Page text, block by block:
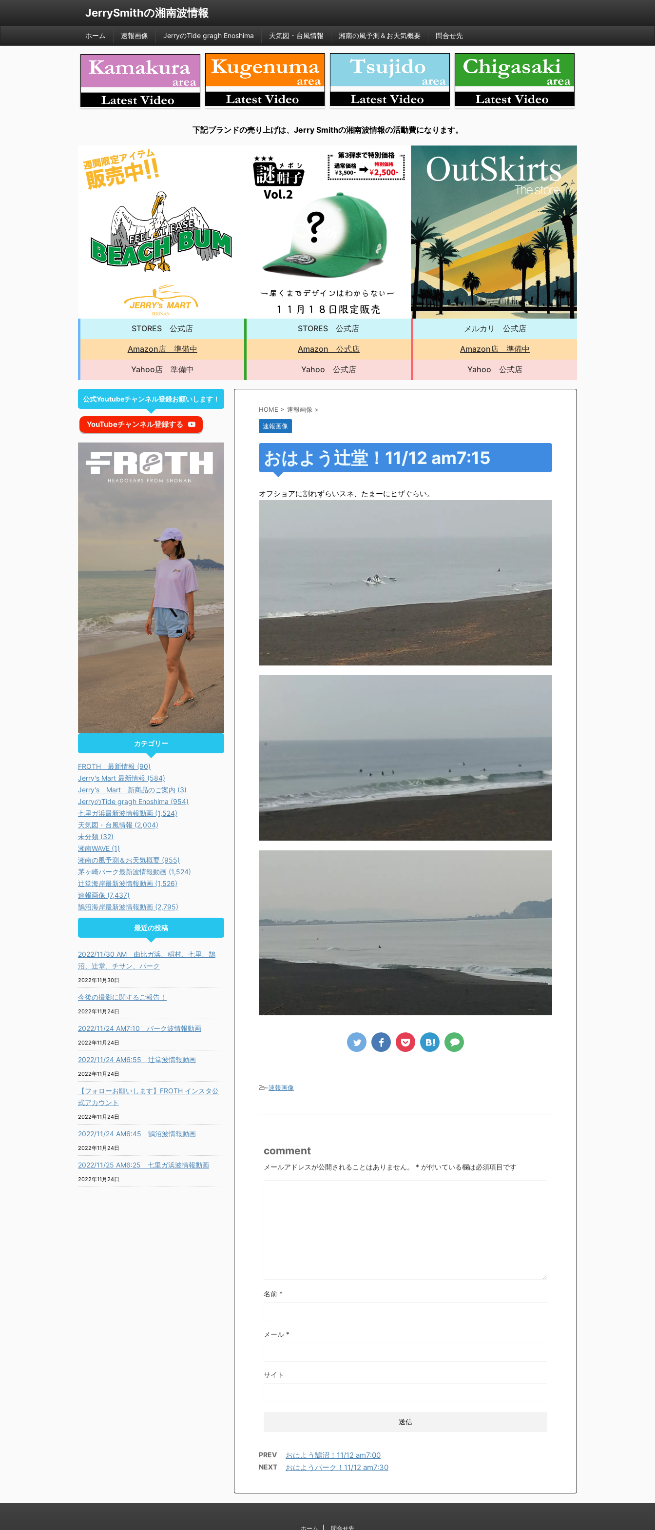
JerrySmithの湘南波情報
ホーム 速報画像 JerryのTide gragh Enoshima 天気図・台風情報 湘南の風予測＆お天気概要 問合せ先
下記ブランドの売り上げは、Jerry Smithの湘南波情報の活動費になります。
STORES 公式店
Amazon店 準備中
Yahoo店 準備中
STORES 公式店
Amazon 公式店
Yahoo 公式店
メルカリ 公式店
Amazon店 準備中
Yahoo 公式店
HOME > 速報画像 >
速報画像
おはよう辻堂！11/12 am7:15
オフショアに割れずらいスネ、たまーにヒザぐらい。
-速報画像
comment
メールアドレスが公開されることはありません。 * が付いている欄は必須項目です
名前 *
メール *
サイト
PREV おはよう鵠沼！11/12 am7:00
NEXT おはようパーク！11/12 am7:30
公式Youtubeチャンネル登録お願いします！
YouTubeチャンネル登録する
カテゴリー
FROTH 最新情報 (90)
Jerry's Mart 最新情報 (584)
Jerry's Mart 新商品のご案内 (3)
JerryのTide gragh Enoshima (954)
七里ガ浜最新波情報動画 (1,524)
天気図・台風情報 (2,004)
未分類 (32)
湘南WAVE (1)
湘南の風予測＆お天気概要 (955)
茅ヶ崎パーク最新波情報動画 (1,524)
辻堂海岸最新波情報動画 (1,526)
速報画像 (7,437)
鵠沼海岸最新波情報動画 (2,795)
最近の投稿
2022/11/30 AM 由比ガ浜、稲村、七里、鵠
沼、辻堂、チサン、パーク
2022年11月30日
今後の撮影に関するご報告！
2022年11月24日
2022/11/24 AM7:10 パーク波情報動画
2022年11月24日
2022/11/24 AM6:55 辻堂波情報動画
2022年11月24日
【フォローお願いします】FROTH インスタ公
式アカウント
2022年11月24日
2022/11/24 AM6:45 鵠沼波情報動画
2022年11月24日
2022/11/25 AM6:25 七里ガ浜波情報動画
2022年11月24日
ホーム 問合せ先